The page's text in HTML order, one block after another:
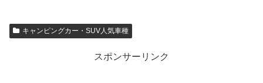
キャンピングカー・SUV人気車種
スポンサーリンク